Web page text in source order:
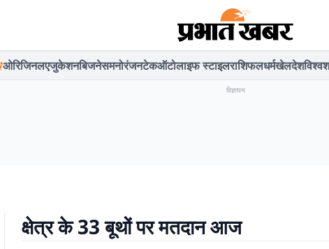
ओरिजिनलएजुकेशनबिजनेसमनोरंजनटेकऑटोलाइफ स्टाइलराशिफलधर्मखेलदेशविश्व
विज्ञापन
क्षेत्र के 33 बूथों पर मतदान आज